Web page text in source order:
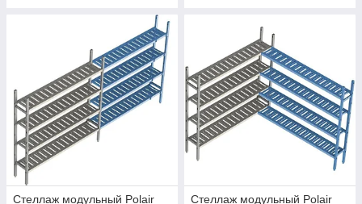
Стеллаж модульный Polair
Стеллаж модульный Polair